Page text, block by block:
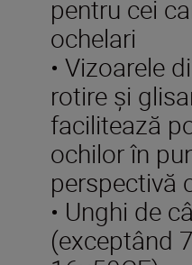
pentru cei
ochelari
• Vizoarele
rotire și
facilitează
ochilor în
perspectivă
• Unghi de
(exceptând